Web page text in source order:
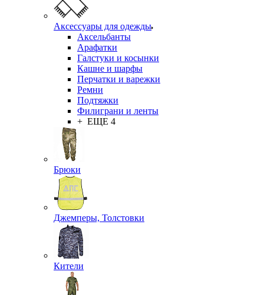
Аксессуары для одежды
Аксельбанты
Арафатки
Галстуки и косынки
Кашне и шарфы
Перчатки и варежки
Ремни
Подтяжки
Филиграни и ленты
+ ЕЩЕ 4
Брюки
Джемперы, Толстовки
Кители